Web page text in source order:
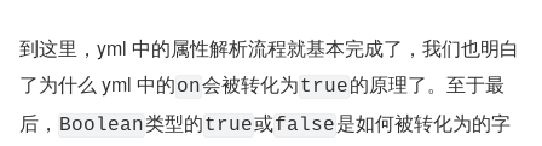
到这里，yml 中的属性解析流程就基本完成了，我们也明白
了为什么 yml 中的on会被转化为true的原理了。至于最
后， Boolean类型的true或false是如何被转化为的字